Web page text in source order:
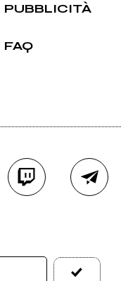
PUBBLICITÀ
FAQ